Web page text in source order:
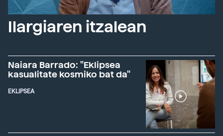
Ilargiaren itzalean
Naiara Barrado: "Eklipsea
kasualitate kosmiko bat da"
EKLIPSEA